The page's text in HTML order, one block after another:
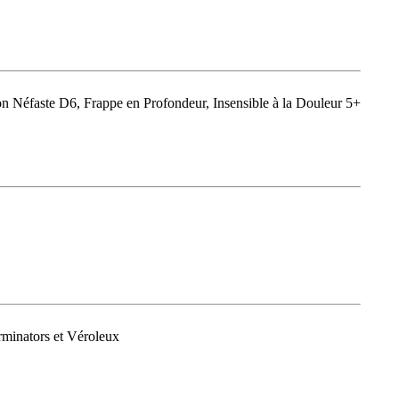
Néfaste D6, Frappe en Profondeur, Insensible à la Douleur 5+
et Véroleux